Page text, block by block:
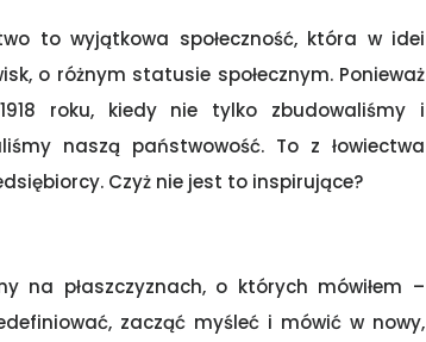
to wyjątkowa społeczność, która w idei
o różnym statusie społecznym. Ponieważ
roku, kiedy nie tylko zbudowaliśmy i
naszą państwowość. To z łowiectwa
Czyż nie jest to inspirujące?
na płaszczyznach, o których mówiłem –
zacząć myśleć i mówić w nowy,